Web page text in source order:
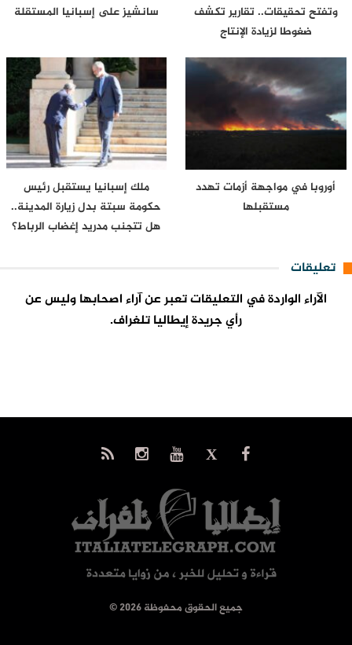
وتفتح تحقيقات.. تقارير تكشف
ضغوطا لزيادة الإنتاج
سانشيز على إسبانيا المستقلة
أوروبا في مواجهة أزمات تهدد
مستقبلها
ملك إسبانيا يستقبل رئيس
حكومة سبتة بدل زيارة المدينة..
هل تتجنب مدريد إغضاب الرباط؟
تعليقات
الآراء الواردة في التعليقات تعبر عن آراء اصحابها وليس عن
رأي جريدة إيطاليا تلغراف.
© جميع الحقوق محفوظة 2026